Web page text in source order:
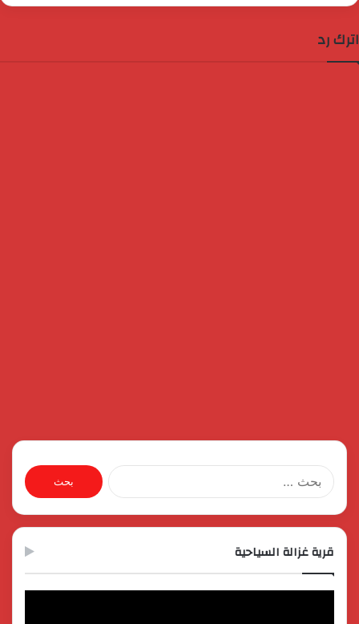
اترك رد
البحث
عن:
قرية غزالة السياحية